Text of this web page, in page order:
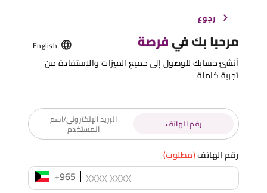
رجوع
مرحبا بك فيفرصة English
أنشئ حسابك للوصول إلى جميع الميزات والاستفادة من
تجربة كاملة
رقم الهاتف البريد الإلكتروني/اسم
المستخدم
رقم الهاتف(مطلوب)
+965